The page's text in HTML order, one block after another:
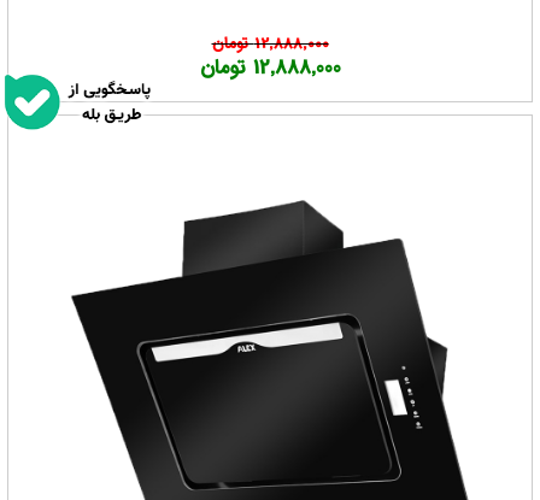
12,888,000 تومان
12,888,000 تومان